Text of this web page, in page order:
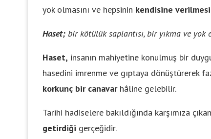
yok olmasını ve hepsinin kendisine
Haset; bir kötülük saplantısı, bir yıkma ve yok
Haset, insanın mahiyetine konulmuş bir
hasedini imrenme ve gıptaya dönüştürerek
korkunç bir canavarhâline gelebilir.
Tarihi hadiselere bakıldığında karşımıza
getirdiği gerçeğidir.